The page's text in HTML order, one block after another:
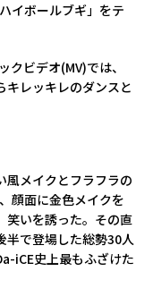
イボールブギ」をテ
ビデオ(MV)では、
キレッキレのダンスと
風メイクとフラフラの
顔面に金色メイクを
笑いを誘った。その直
半で登場した総勢30人
iCE史上最もふざけた